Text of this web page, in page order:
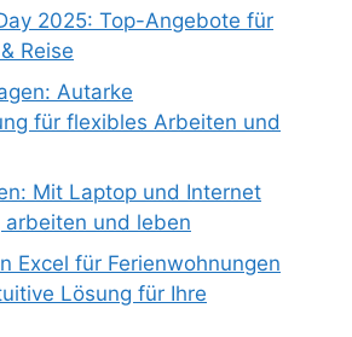
2025: Top-Angebote für
Reise
Autarke
für flexibles Arbeiten und
Mit Laptop und Internet
und leben
Excel für Ferienwohnungen
Lösung für Ihre